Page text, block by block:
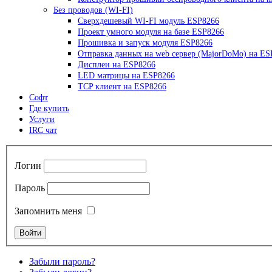
Без проводов (WI-FI)
Сверхдешевый WI-FI модуль ESP8266
Проект умного модуля на базе ESP8266
Прошивка и запуск модуля ESP8266
Отправка данных на web сервер (MajorDoMo) на
Дисплеи на ESP8266
LED матрицы на ESP8266
TCP клиент на ESP8266
Софт
Где купить
Услуги
IRC чат
Логин
Пароль
Запомнить меня
Забыли пароль?